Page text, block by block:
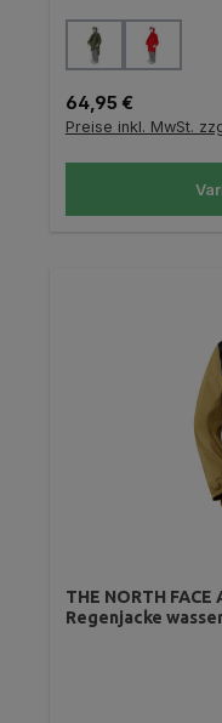
Farbe auswählen
Regulärer Preis:
64,95 €
Preise inkl. MwSt.
THE NORTH
Regenjacke